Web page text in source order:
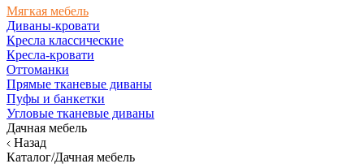
Мягкая мебель
Диваны-кровати
Кресла классические
Кресла-кровати
Оттоманки
Прямые тканевые диваны
Пуфы и банкетки
Угловые тканевые диваны
Дачная мебель
Назад
Каталог/Дачная мебель